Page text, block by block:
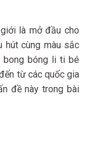
là mở đầu cho
hút cùng màu sắc
bong bóng li ti bé
từ các quốc gia
đề này trong bài